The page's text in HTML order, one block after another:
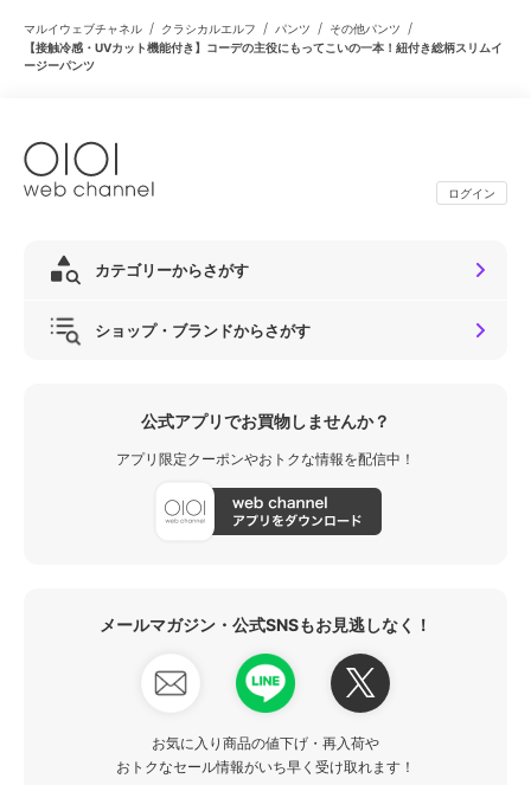
マルイウェブチャネル / クラシカルエルフ / パンツ / その他パンツ /
【接触冷感・UVカット機能付き】コーデの主役にもってこいの一本！紐付き総柄スリムイ
ージーパンツ
ログイン
カテゴリーからさがす
ショップ・ブランドからさがす
公式アプリでお買物しませんか？
アプリ限定クーポンやおトクな情報を配信中！
メールマガジン・公式SNSもお見逃しなく！
お気に入り商品の値下げ・再入荷や
おトクなセール情報がいち早く受け取れます！